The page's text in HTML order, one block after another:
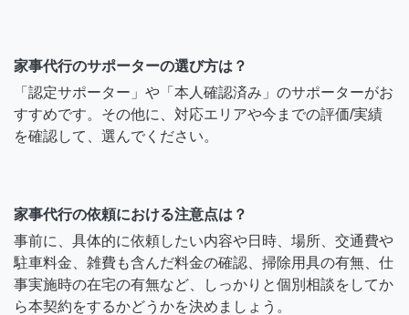
家事代行のサポーターの選び方は？
「認定サポーター」や「本人確認済み」のサポーターがお
すすめです。その他に、対応エリアや今までの評価/実績
を確認して、選んでください。
家事代行の依頼における注意点は？
事前に、具体的に依頼したい内容や日時、場所、交通費や
駐車料金、雑費も含んだ料金の確認、掃除用具の有無、仕
事実施時の在宅の有無など、しっかりと個別相談をしてか
ら本契約をするかどうかを決めましょう。